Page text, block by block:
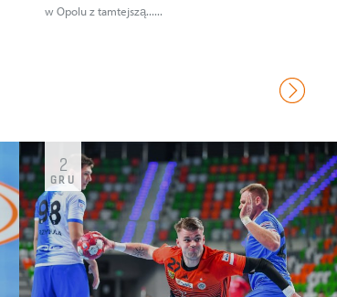
w Opolu z tamtejszą......
2
GRU